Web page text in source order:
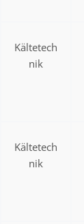
Kältetech
nik
Kältetech
nik